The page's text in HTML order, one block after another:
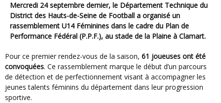
Mercredi 24 septembre dernier, le Département Technique du
District des Hauts-de-Seine de Football a organisé un
rassemblement U14 Féminines dans le cadre du Plan de
Performance Fédéral (P.P.F.), au stade de la Plaine à Clamart.
Pour ce premier rendez-vous de la saison, 61 joueuses ont été
convoquées. Ce rassemblement marque le début d’un parcours
de détection et de perfectionnement visant à accompagner les
jeunes talents féminins du département dans leur progression
sportive.